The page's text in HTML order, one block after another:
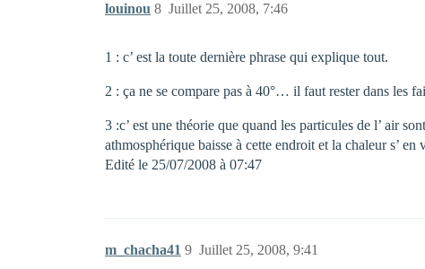
louinou Juillet 25, 2008, 7:46
8
1 : c’ est la toute dernière phrase qui explique tout.
2 : ça ne se compare pas à 40°… il faut rester dans les
3 :c’ est une théorie que quand les particules de l’ air
athmosphérique baisse à cette endroit et la chaleur s’
Edité le 25/07/2008 à 07:47
m_chacha41 Juillet 25, 2008, 9:41
9